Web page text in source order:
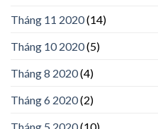
Tháng 11 2020(14)
Tháng 10 2020(5)
Tháng 8 2020(4)
Tháng 6 2020(2)